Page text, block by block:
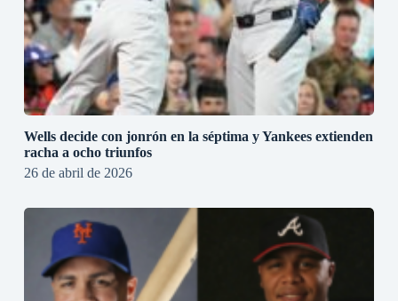
Wells decide con jonrón en la séptima y Yankees extienden
racha a ocho triunfos
26 de abril de 2026